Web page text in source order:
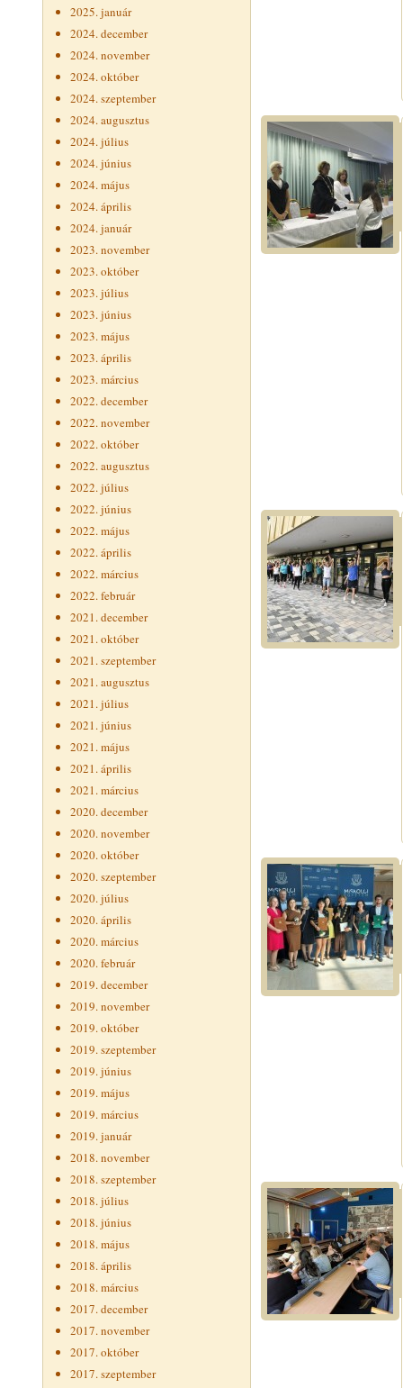
2025. január
2024. december
2024. november
2024. október
2024. szeptember
2024. augusztus
2024. július
2024. június
2024. május
2024. április
2024. január
2023. november
2023. október
2023. július
2023. június
2023. május
2023. április
2023. március
2022. december
2022. november
2022. október
2022. augusztus
2022. július
2022. június
2022. május
2022. április
2022. március
2022. február
2021. december
2021. október
2021. szeptember
2021. augusztus
2021. július
2021. június
2021. május
2021. április
2021. március
2020. december
2020. november
2020. október
2020. szeptember
2020. július
2020. április
2020. március
2020. február
2019. december
2019. november
2019. október
2019. szeptember
2019. június
2019. május
2019. március
2019. január
2018. november
2018. szeptember
2018. július
2018. június
2018. május
2018. április
2018. március
2017. december
2017. november
2017. október
2017. szeptember